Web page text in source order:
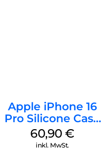
Apple iPhone 16
Pro Silicone Case
MagSafe Stone
Gray
60,90€
inkl. MwSt.